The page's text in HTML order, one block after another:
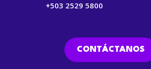
+503 2529 5800
CONTÁCTANOS